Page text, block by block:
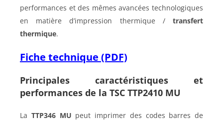
performances et des mêmes avancées technologiques
en matière d’impression thermique / transfert
thermique.
Fiche technique (PDF)
Principales caractéristiques et
performances de la TSC TTP2410 MU
La TTP346 MU peut imprimer des codes barres de